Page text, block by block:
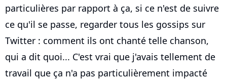
particulières par rapport à ça, si ce n'est de suivre
ce qu'il se passe, regarder tous les gossips sur
Twitter : comment ils ont chanté telle chanson,
qui a dit quoi... C'est vrai que j'avais tellement de
travail que ça n'a pas particulièrement impacté